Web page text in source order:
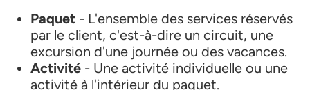
Paquet - L'ensemble des services réservés
par le client, c'est-à-dire un circuit, une
excursion d'une journée ou des vacances.
Activité - Une activité individuelle ou une
activité à l'intérieur du paquet.